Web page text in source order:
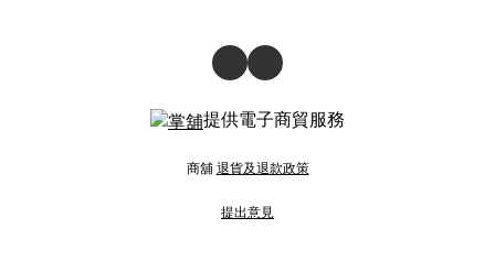
提供電子商貿服務
商舖 退貨及退款政策
提出意見